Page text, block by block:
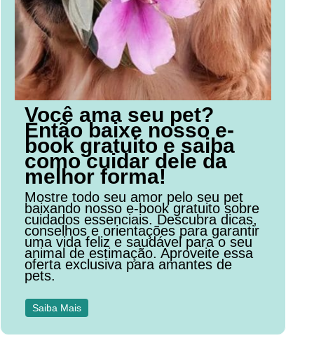
Você ama seu pet?
Então baixe nosso e-
book gratuito e saiba
como cuidar dele da
melhor forma!
Mostre todo seu amor pelo seu pet
baixando nosso e-book gratuito sobre
cuidados essenciais. Descubra dicas,
conselhos e orientações para garantir
uma vida feliz e saudável para o seu
animal de estimação. Aproveite essa
oferta exclusiva para amantes de
pets.
Saiba Mais